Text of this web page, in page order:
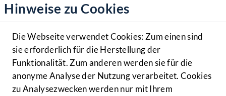
Hilfe
Benutzer
Navigationsmenü öffnen
MENÜ
Hinweise zu Cookies
Die Webseite verwendet Cookies: Zum einen sind
sie erforderlich für die Herstellung der
Funktionalität. Zum anderen werden sie für die
anonyme Analyse der Nutzung verarbeitet. Cookies
zu Analysezwecken werden nur mit Ihrem